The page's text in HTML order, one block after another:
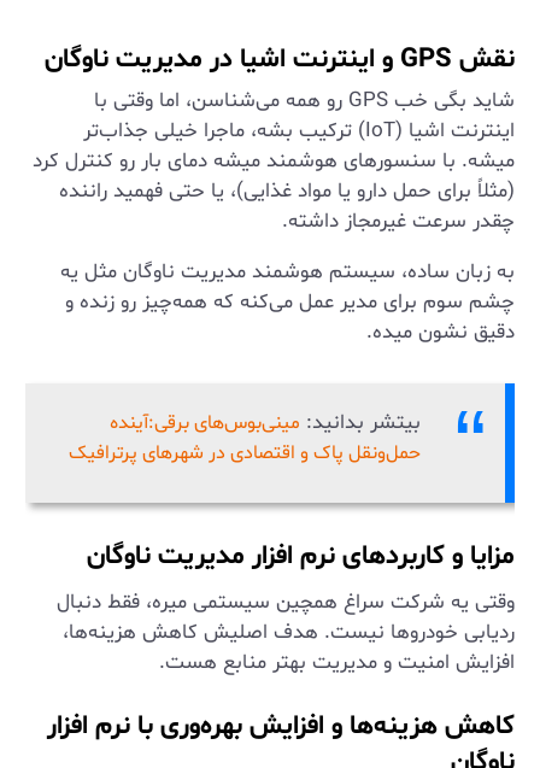
نقش GPS و اینترنت اشیا در مدیریت ناوگان
شاید بگی خب GPS رو همه می‌شناسن، اما وقتی با
اینترنت اشیا (IoT) ترکیب بشه، ماجرا خیلی جذاب‌تر
میشه. با سنسورهای هوشمند میشه دمای بار رو کنترل کرد
(مثلاً برای حمل دارو یا مواد غذایی)، یا حتی فهمید راننده
چقدر سرعت غیرمجاز داشته.
به زبان ساده، سیستم هوشمند مدیریت ناوگان مثل یه
چشم سوم برای مدیر عمل می‌کنه که همه‌چیز رو زنده و
دقیق نشون میده.
بیتشر بدانید: مینی‌بوس‌های برقی:آینده
حمل‌ونقل پاک و اقتصادی در شهرهای پرترافیک
مزایا و کاربردهای نرم افزار مدیریت ناوگان
وقتی یه شرکت سراغ همچین سیستمی میره، فقط دنبال
ردیابی خودروها نیست. هدف اصلیش کاهش هزینه‌ها،
افزایش امنیت و مدیریت بهتر منابع هست.
کاهش هزینه‌ها و افزایش بهره‌وری با نرم افزار